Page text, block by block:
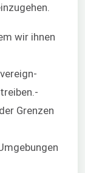
wir ihnen
Grenzen